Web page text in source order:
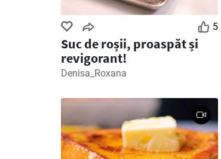
5
Suc de roșii, proaspăt și
revigorant!
Denisa_Roxana